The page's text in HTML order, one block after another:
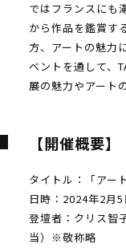
ではフランスにも
から作品を鑑賞す
方、アートの魅力
ベントを通して、
展の魅力やアート
【開催概要】
タイトル：「アー
日時：2024年2月
登壇者：クリス智
当）※敬称略